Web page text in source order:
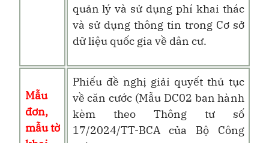
quản lý và sử dụng phí khai thác
và sử dụng thông tin trong Cơ sở
dữ liệu quốc gia về dân cư.
Mẫu
đơn,
mẫu tờ
Phiếu đề nghị giải quyết thủ tục
về căn cước (Mẫu DC02 ban hành
kèm theo Thông tư số
17/2024/TT-BCA của Bộ Công